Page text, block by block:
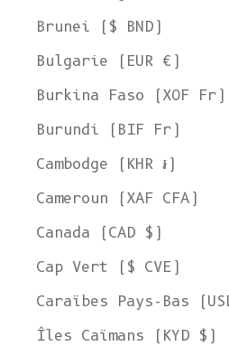
Brunei ($ BND)
Bulgarie (EUR €)
Burkina Faso (XOF Fr)
Burundi (BIF Fr)
Cambodge (KHR ៛)
Cameroun (XAF CFA)
Canada (CAD $)
Cap Vert ($ CVE)
Caraïbes Pays-Bas
Îles Caïmans (KYD $)